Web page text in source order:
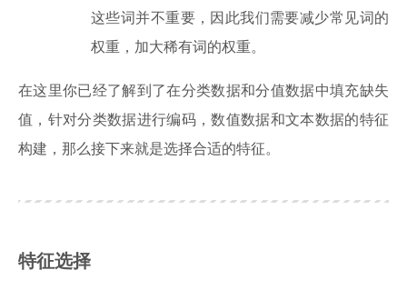
这些词并不重要，因此我们需要减少常见词的
权重，加大稀有词的权重。
在这里你已经了解到了在分类数据和分值数据中填充缺失
值，针对分类数据进行编码，数值数据和文本数据的特征
构建，那么接下来就是选择合适的特征。
特征选择